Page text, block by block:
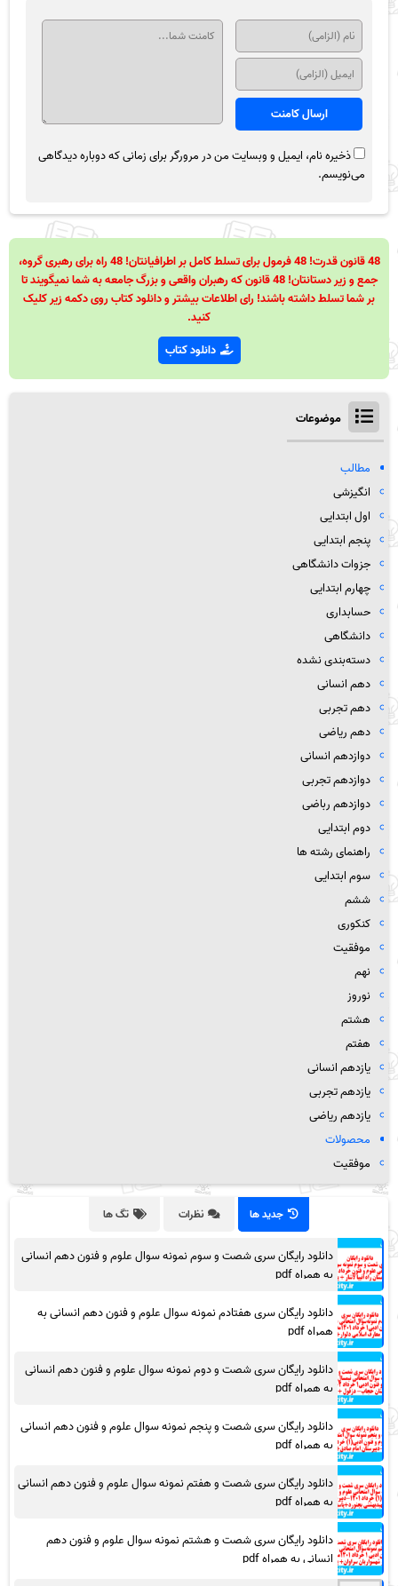
ذخیره نام، ایمیل و وبسایت من در مرورگر برای زمانی که دوباره دیدگاهی
می‌نویسم.
48 قانون قدرت! 48 فرمول برای تسلط کامل بر اطرافیانتان! 48 راه برای رهبری گروه،
جمع و زیر دستانتان! 48 قانون که رهبران واقعی و بزرگ جامعه به شما نمیگویند تا
بر شما تسلط داشته باشند! رای اطلاعات بیشتر و دانلود کتاب روی دکمه زیر کلیک
کنید.
دانلود کتاب
موضوعات
مطالب
انگیزشی
اول ابتدایی
پنجم ابتدایی
جزوات دانشگاهی
چهارم ابتدایی
حسابداری
دانشگاهی
دسته‌بندی نشده
دهم انسانی
دهم تجربی
دهم ریاضی
دوازدهم انسانی
دوازدهم تجربی
دوازدهم رباضی
دوم ابتدایی
راهنمای رشته ها
سوم ابتدایی
ششم
کنکوری
موفقیت
نهم
نوروز
هشتم
هفتم
یازدهم انسانی
یازدهم تجربی
یازدهم ریاضی
محصولات
موفقیت
جدید ها نظرات تگ ها
دانلود رایگان سری شصت و سوم نمونه سوال علوم و فنون دهم انسانی
به همراه pdf
دانلود رایگان سری هفتادم نمونه سوال علوم و فنون دهم انسانی به
همراه pdf
دانلود رایگان سری شصت و دوم نمونه سوال علوم و فنون دهم انسانی
به همراه pdf
دانلود رایگان سری شصت و پنجم نمونه سوال علوم و فنون دهم انسانی
به همراه pdf
دانلود رایگان سری شصت و هفتم نمونه سوال علوم و فنون دهم انسانی
به همراه pdf
دانلود رایگان سری شصت و هشتم نمونه سوال علوم و فنون دهم
انسانی به همراه pdf